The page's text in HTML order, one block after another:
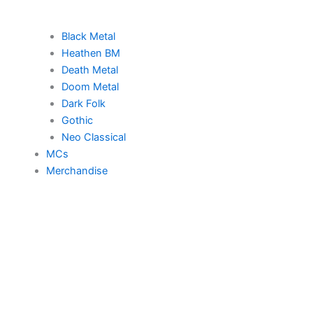
Black Metal
Heathen BM
Death Metal
Doom Metal
Dark Folk
Gothic
Neo Classical
MCs
Merchandise